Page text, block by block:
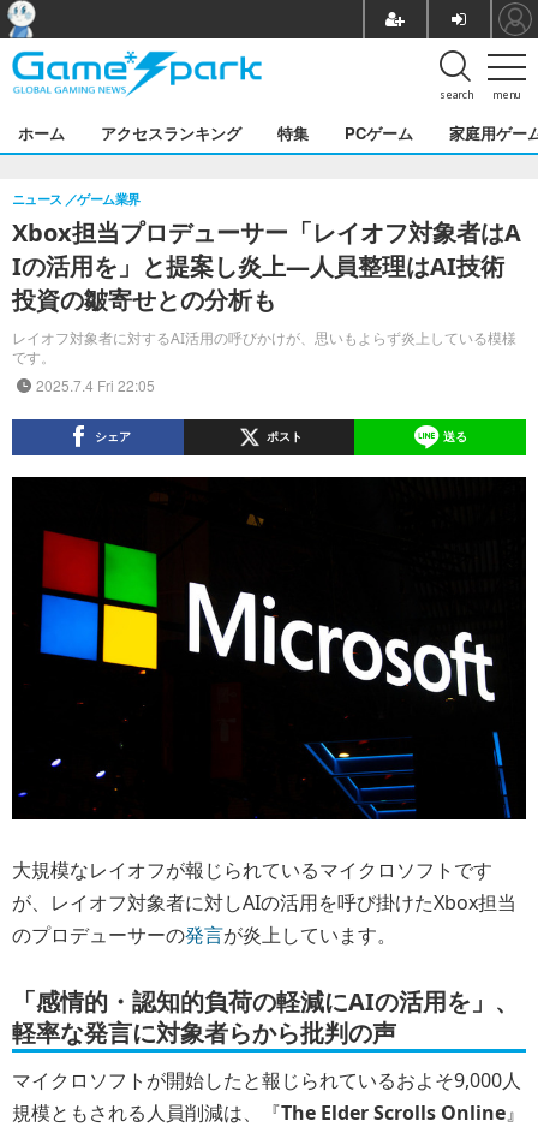
menu
search
ホーム アクセスランキング 特集 PCゲーム 家庭用ゲー
Xbox担当プロデューサー「レイオフ対象者はA
Iの活用を」と提案し炎上―人員整理はAI技術
投資の皺寄せとの分析も
レイオフ対象者に対するAI活用の呼びかけが、思いもよらず炎上している模様
です。
ニュース ゲーム業界
2025.7.4 Fri 22:05
シェア ポスト 送る
大規模なレイオフが報じられているマイクロソフトです
が、レイオフ対象者に対しAIの活用を呼び掛けたXbox担当
のプロデューサーの発言が炎上しています。
「感情的・認知的負荷の軽減にAIの活用を」、
軽率な発言に対象者らから批判の声
マイクロソフトが開始したと報じられているおよそ9,000人
規模ともされる人員削減は、『The Elder Scrolls Online』